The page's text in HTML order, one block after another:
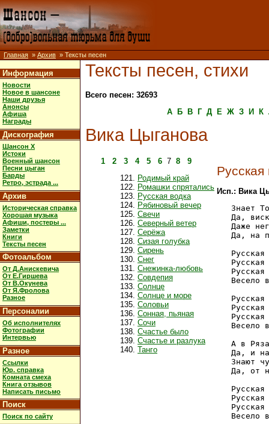
Главная » Архив » Тексты песен
Информация
Новости
Новое в шансоне
Наши друзья
Анонсы
Афиша
Награды
Дискография
Шансон X
Истоки
Военный шансон
Песни цыган
Барды
Ретро, эстрада ...
Архив
Историческая справка
Хорошая музыка
Афиши, постеры ...
Заметки
Книги
Тексты песен
Фотоальбом
От Д.Анискевича
От Е.Гиршева
От В.Окунева
От Я.Фролова
Разное
Персоналии
Об исполнителях
Фотографии
Интервью
Разное
Ссылки
Юр. справка
Комната смеха
Книга отзывов
Написать письмо
Поиск
Поиск по сайту
Тексты песен, стихи
Всего песен: 32693
А
Б В Г Д Е Ж З И К
Вика Цыганова
1 2 3 4 5 6 7 8
9
Родимый край
Ромашки спрятались
Русская водка
Рябиновый вечер
Свечи
Северный ветер
Серёжа
Сизая голубка
Сирень
Снег
Снежинка-любовь
Совдепия
Солнце
Солнце и море
Соловьи
Сонная, пьяная
Сочи
Счастье было
Счастье и разлука
Танго
Русская
Исп.: Вика
Знает
Да,
Даже
Да, на
Русская
Русская
Русская
Весело
Русская
Русская
Русская
Весело
А в
Да, и
Знают
Да, от
Русская
Русская
Русская
Весело